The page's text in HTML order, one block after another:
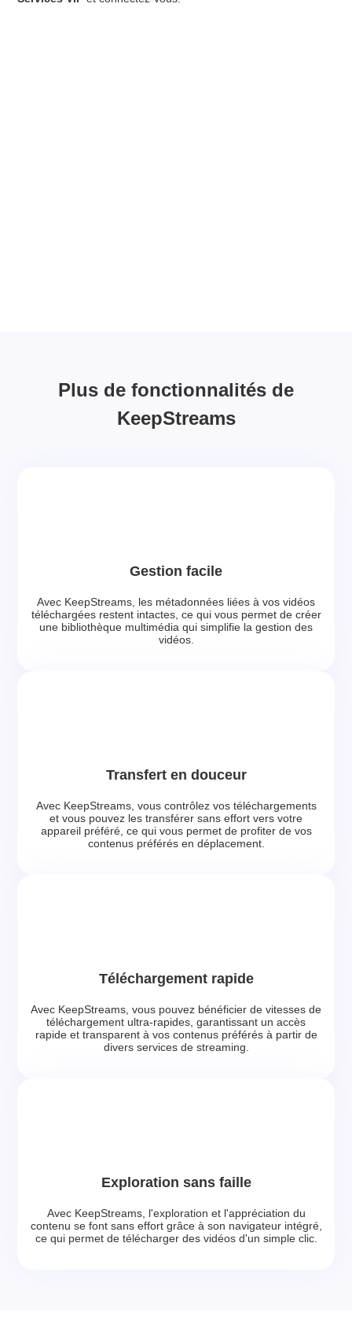
Plus de fonctionnalités de
KeepStreams
Gestion facile
Avec KeepStreams, les métadonnées liées à vos vidéos
téléchargées restent intactes, ce qui vous permet de créer
une bibliothèque multimédia qui simplifie la gestion des
vidéos.
Transfert en douceur
Avec KeepStreams, vous contrôlez vos téléchargements
et vous pouvez les transférer sans effort vers votre
appareil préféré, ce qui vous permet de profiter de vos
contenus préférés en déplacement.
Téléchargement rapide
Avec KeepStreams, vous pouvez bénéficier de vitesses de
téléchargement ultra-rapides, garantissant un accès
rapide et transparent à vos contenus préférés à partir de
divers services de streaming.
Exploration sans faille
Avec KeepStreams, l'exploration et l'appréciation du
contenu se font sans effort grâce à son navigateur intégré,
ce qui permet de télécharger des vidéos d'un simple clic.